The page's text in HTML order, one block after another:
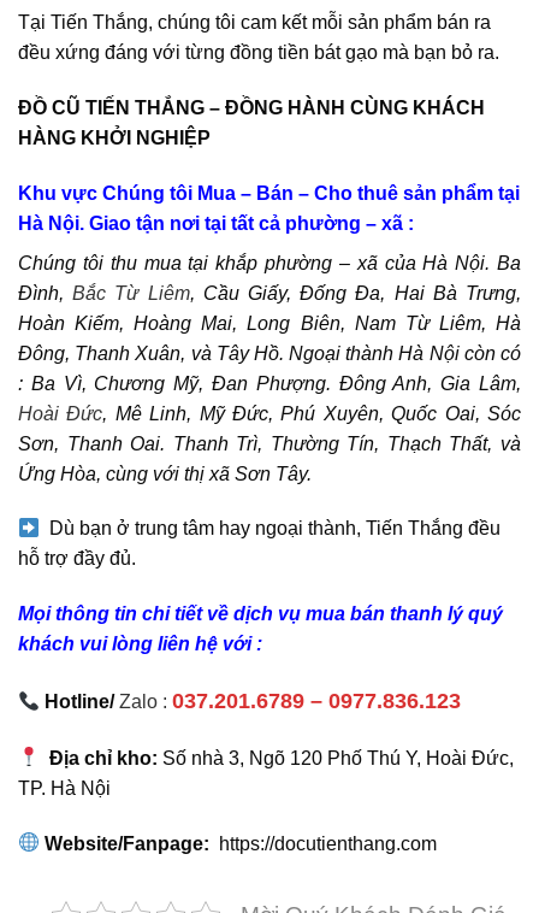
Tại Tiến Thắng, chúng tôi cam kết mỗi sản phẩm bán ra
đều xứng đáng với từng đồng tiền bát gạo mà bạn bỏ ra.
ĐỒ CŨ TIẾN THẮNG – ĐỒNG HÀNH CÙNG KHÁCH
HÀNG KHỞI NGHIỆP
Khu vực Chúng tôi Mua – Bán – Cho thuê sản phẩm tại
Hà Nội. Giao tận nơi tại tất cả phường – xã :
Chúng tôi thu mua tại khắp phường – xã của Hà Nội. Ba
Đình,Bắc Từ Liêm, Cầu Giấy, Đống Đa, Hai Bà Trưng,
Hoàn Kiếm, Hoàng Mai, Long Biên, Nam Từ Liêm, Hà
Đông, Thanh Xuân, và Tây Hồ. Ngoại thành Hà Nội còn có
: Ba Vì, Chương Mỹ, Đan Phượng. Đông Anh, Gia Lâm,
Hoài Đức, Mê Linh, Mỹ Đức, Phú Xuyên, Quốc Oai, Sóc
Sơn, Thanh Oai. Thanh Trì, Thường Tín, Thạch Thất, và
Ứng Hòa, cùng với thị xã Sơn Tây.
Dù bạn ở trung tâm hay ngoại thành, Tiến Thắng đều
hỗ trợ đầy đủ.
Mọi thông tin chi tiết về dịch vụ mua bán thanh lý quý
khách vui lòng liên hệ với :
Hotline/Zalo :037.201.6789 – 0977.836.123
Địa chỉ kho: Số nhà 3, Ngõ 120 Phố Thú Y, Hoài Đức,
TP. Hà Nội
Website/Fanpage: https://docutienthang.com